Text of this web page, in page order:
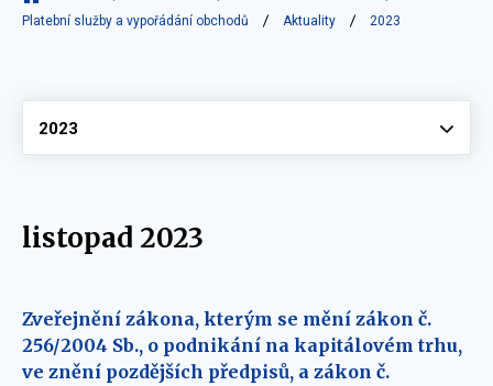
Platební služby a vypořádání obchodů
Aktuality 2023
Vyberte
2023
listopad 2023
Zveřejnění zákona, kterým se mění zákon č.
256/2004 Sb., o podnikání na kapitálovém trhu,
ve znění pozdějších předpisů, a zákon č.